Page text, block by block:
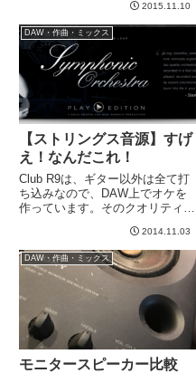
ォルトのイラスト系アイコンと並
ぶと若干生々しくて気持ち悪い
か・・・？写真の撮り方からやり
直さないとダメかも。なるべくの
ぺ...
2015.11.10
DAW・作曲・ミックス
【ストリングス音源】すげ
え！なんだこれ！
Club R9は、ギター以外は全て打
ち込みなので、DAW上でオケを
作っています。そのクオリティを
なのがドラム。次にベースかな
あ、と思っています。この２つが
良い音がする音源をもってると、
いろんな事がごまかせる、そ...
2014.11.03
DAW・作曲・ミックス
モニタースピーカー比較